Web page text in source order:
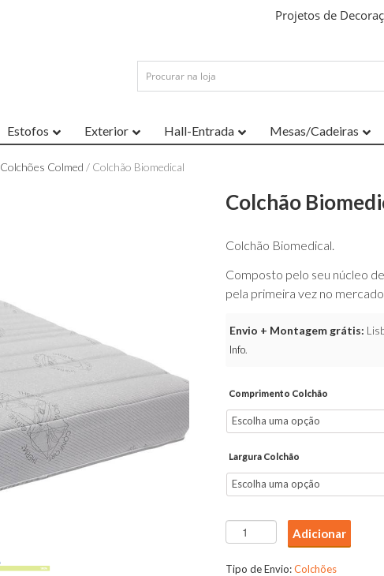
Projetos de
Estofos Exterior Hall-Entrada Mesas/Cadeiras
Colchões Colmed / Colchão Biomedical
Colchão
Colchão Biomedical.
Composto pelo seu núcleo
pela primeira vez no
Envio + Montagem grátis:
Info.
Comprimento Colchão
Largura Colchão
Quantidade
de
Colchão
Adicionar
Tipo de Envio:Colchões